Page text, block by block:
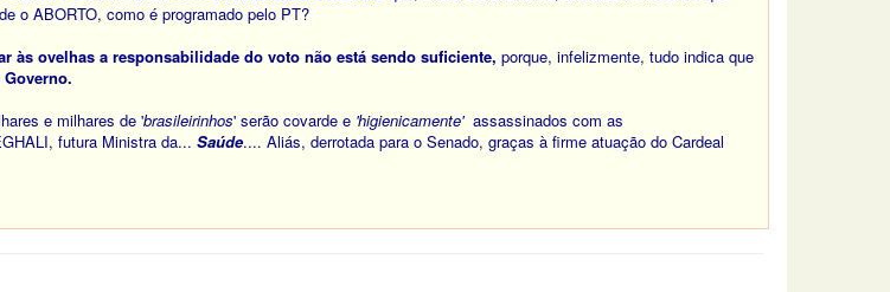
o ABORTO, como é programado pelo PT?
às ovelhas a responsabilidade do voto não está sendo suficiente, porque, infelizmente, tudo indica que
Governo.
e milhares de 'brasileirinhos' serão covarde e 'higienicamente' assassinados com as
futura Ministra da... Saúde.... Aliás, derrotada para o Senado, graças à firme atuação do Cardeal